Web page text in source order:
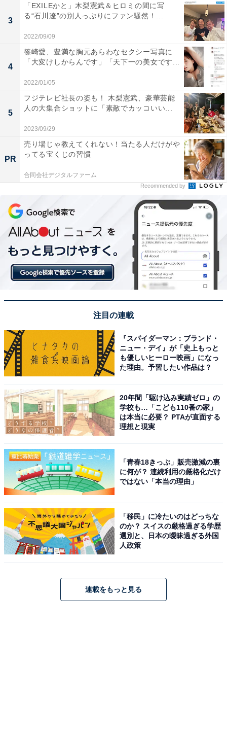
3
「EXILEかと」木梨憲武＆ヒロミの間に写
る“石川遼”の別人っぷりにファン騒然！...
2022/09/09
4
篠崎愛、豊満な胸元あらわなセクシー写真に
「大変けしからんです」「天下一の美女です...
2022/01/05
5
フジテレビ社長の姿も！ 木梨憲武、豪華芸能
人の大集合ショットに「素敵でカッコいい...
2023/09/29
PR
売り場じゃ教えてくれない！当たる人だけがや
ってる宝くじの習慣
合同会社デジタルファーム
Recommended by
注目の連載
『スパイダーマン：ブランド・
ニュー・デイ』が「史上もっと
も優しいヒーロー映画」になっ
た理由。予習したい作品は？
20年間「駆け込み実績ゼロ」の
学校も…「こども110番の家」
は本当に必要？ PTAが直面する
理想と現実
「青春18きっぷ」販売激減の裏
に何が？ 連続利用の厳格化だけ
ではない「本当の理由」
「移民」に冷たいのはどっちな
のか？ スイスの厳格過ぎる学歴
選別と、日本の曖昧過ぎる外国
人政策
連載をもっと見る